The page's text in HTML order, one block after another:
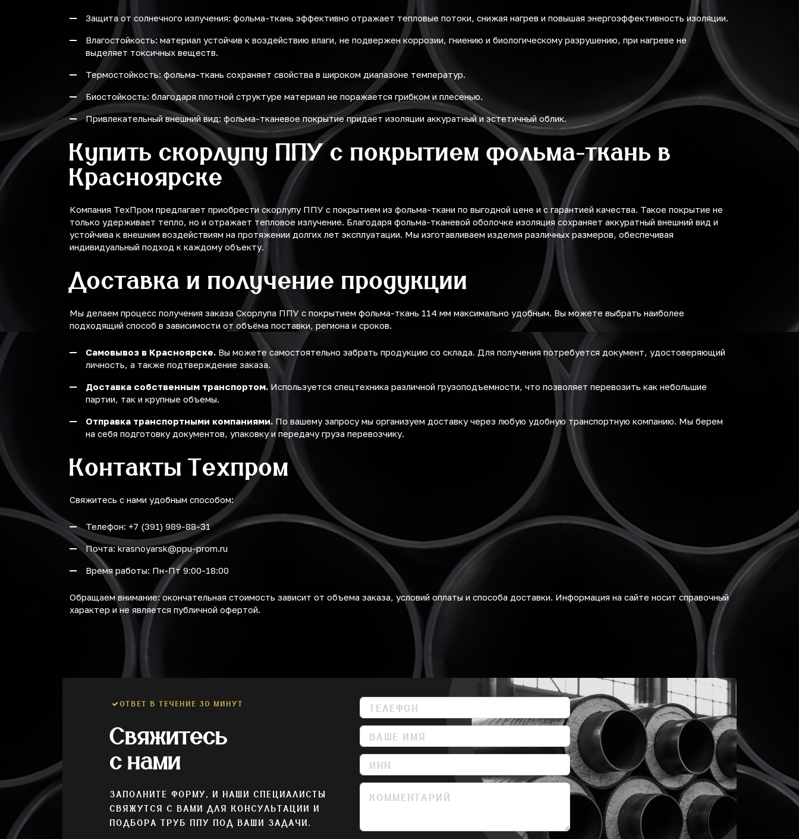
Защита от солнечного излучения: фольма-ткань эффективно отражает тепловые потоки, снижая нагрев и повышая энергоэффективность изоляции.
Влагостойкость: материал устойчив к воздействию влаги, не подвержен коррозии, гниению и биологическому разрушению, при нагреве не
выделяет токсичных веществ.
Термостойкость: фольма-ткань сохраняет свойства в широком диапазоне температур.
Биостойкость: благодаря плотной структуре материал не поражается грибком и плесенью.
Привлекательный внешний вид: фольма-тканевое покрытие придаёт изоляции аккуратный и эстетичный облик.
Купить скорлупу ППУ с покрытием фольма-ткань в
Красноярске
Компания ТехПром предлагает приобрести скорлупу ППУ с покрытием из фольма-ткани по выгодной цене и с гарантией качества. Такое покрытие не
только удерживает тепло, но и отражает тепловое излучение. Благодаря фольма-тканевой оболочке изоляция сохраняет аккуратный внешний вид и
устойчива к внешним воздействиям на протяжении долгих лет эксплуатации. Мы изготавливаем изделия различных размеров, обеспечивая
индивидуальный подход к каждому объекту.
Доставка и получение продукции
Мы делаем процесс получения заказа Скорлупа ППУ с покрытием фольма-ткань 114 мм максимально удобным. Вы можете выбрать наиболее
подходящий способ в зависимости от объёма поставки, региона и сроков.
Самовывоз в Красноярске. Вы можете самостоятельно забрать продукцию со склада. Для получения потребуется документ, удостоверяющий
личность, а также подтверждение заказа.
Доставка собственным транспортом.Используется спецтехника различной грузоподъемности, что позволяет перевозить как небольшие
партии, так и крупные объемы.
Отправка транспортными компаниями. По вашему запросу мы организуем доставку через любую удобную транспортную компанию. Мы берем
на себя подготовку документов, упаковку и передачу груза перевозчику.
Контакты Техпром
Свяжитесь с нами удобным способом:
Телефон: +7 (391) 989-88-31
Почта: krasnoyarsk@ppu-prom.ru
Время работы: Пн-Пт 9:00-18:00
Обращаем внимание: окончательная стоимость зависит от объема заказа, условий оплаты и способа доставки. Информация на сайте носит справочный
характер и не является публичной офертой.
ОТВЕТ В ТЕЧЕНИЕ 30 МИНУТ
Свяжитесь
с нами
ЗАПОЛНИТЕ ФОРМУ, И НАШИ СПЕЦИАЛИСТЫ
СВЯЖУТСЯ С ВАМИ ДЛЯ КОНСУЛЬТАЦИИ И
ПОДБОРА ТРУБ ППУ ПОД ВАШИ ЗАДАЧИ.